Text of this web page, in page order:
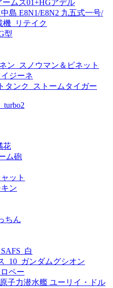
ムズ01+HGアデル
島 E8N1/E8N2 九五式一号/
機_リテイク
型
ン_スノウマン＆ビネット
ジーネ
タンク_ストームタイガー
花
ム砲
ット
ン
ちん
白
_10_ガンダムグシオン
ペー
子力潜水艦 ユーリイ・ドル